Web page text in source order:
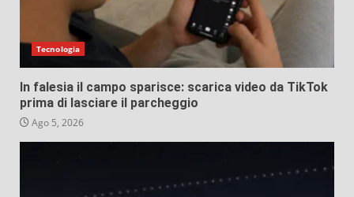
Tecnologia
In falesia il campo sparisce: scarica video da TikTok
prima di lasciare il parcheggio
Ago 5, 2026